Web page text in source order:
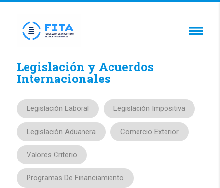
Legislación y Acuerdos
Internacionales
Legislación Laboral Legislación Impositiva
Legislación Aduanera Comercio Exterior
Valores Criterio
Programas De Financiamiento